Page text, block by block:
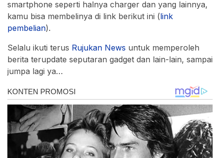
smartphone seperti halnya charger dan yang lainnya,
kamu bisa membelinya di link berikut ini (link
pembelian).
Selalu ikuti terus Rujukan News untuk memperoleh
berita terupdate seputaran gadget dan lain-lain, sampai
jumpa lagi ya…